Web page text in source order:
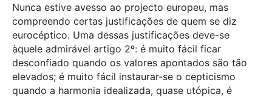
Nunca estive avesso ao projecto europeu, mas
compreendo certas justificações de quem se diz
eurocéptico. Uma dessas justificações deve-se
àquele admirável artigo 2º: é muito fácil ficar
desconfiado quando os valores apontados são tão
elevados; é muito fácil instaurar-se o cepticismo
quando a harmonia idealizada, quase utópica, é